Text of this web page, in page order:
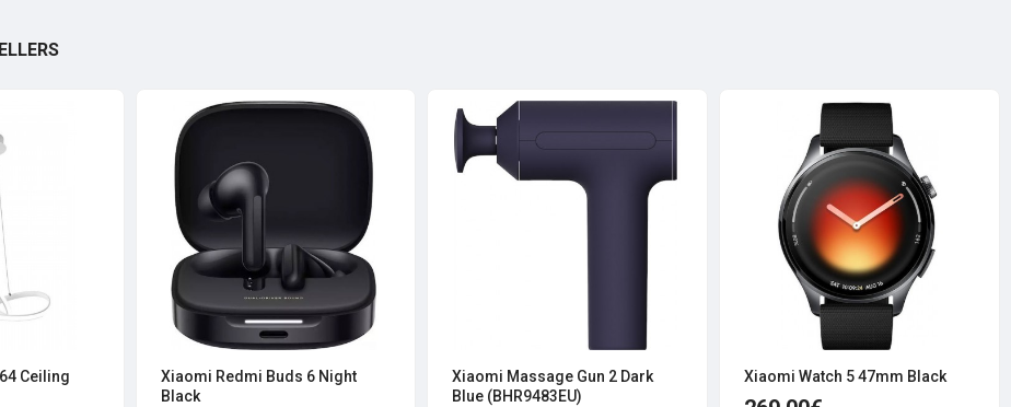
Ceiling
Xiaomi Redmi Buds 6 Night
Black
Xiaomi Massage Gun 2 Dark
Blue (BHR9483EU)
Xiaomi Watch 5 47mm Black